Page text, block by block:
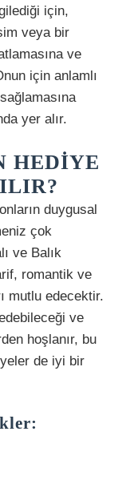
için,
veya bir
ve
için anlamlı
yer alır.
HEDIYE
duygusal
çok
ve Balık
romantik ve
mutlu edecektir.
ve
hoşlanır, bu
de iyi bir